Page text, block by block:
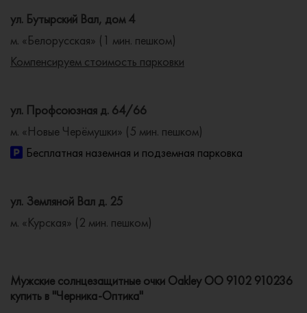
ул. Бутырский Вал, дом 4
м. «Белорусская» (1 мин. пешком)
Компенсируем стоимость парковки
ул. Профсоюзная д. 64/66
м. «Новые Черёмушки» (5 мин. пешком)
Бесплатная наземная и подземная парковка
ул. Земляной Вал д. 25
м. «Курская» (2 мин. пешком)
Мужские солнцезащитные очки Oakley OO 9102 910236
купить в "Черника-Оптика"